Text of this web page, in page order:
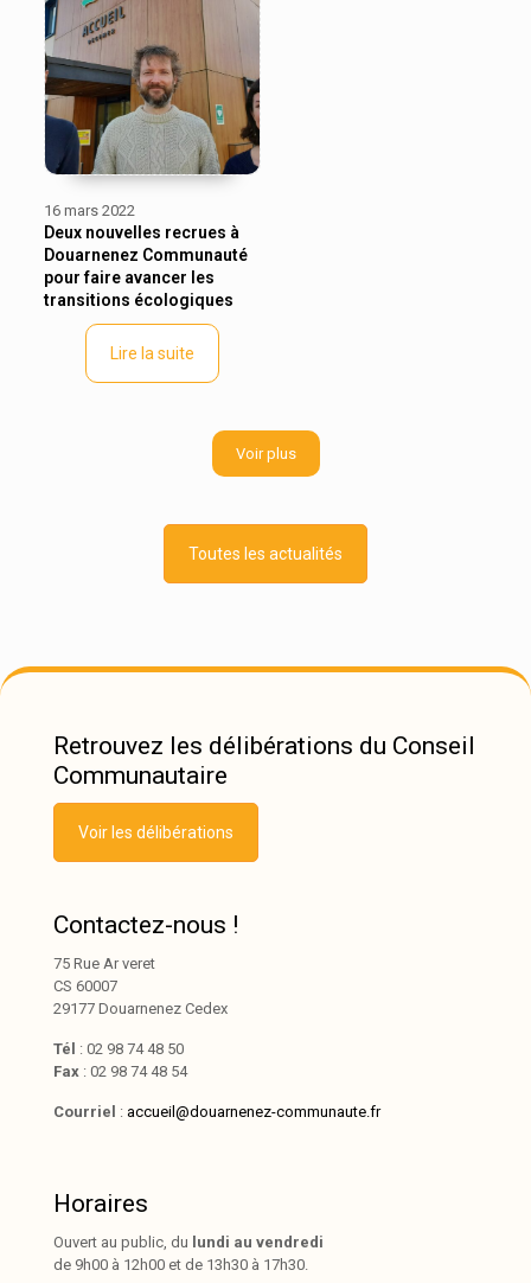
16 mars 2022
Deux nouvelles recrues à
Douarnenez Communauté
pour faire avancer les
transitions écologiques
Lire la suite
Voir plus
Toutes les actualités
Retrouvez les délibérations du Conseil
Communautaire
Voir les délibérations
Contactez-nous !
75 Rue Ar veret
CS 60007
29177 Douarnenez Cedex
Tél : 02 98 74 48 50
Fax : 02 98 74 48 54
Courriel : accueil@douarnenez-communaute.fr
Horaires
Ouvert au public, du lundi au vendredi
de 9h00 à 12h00 et de 13h30 à 17h30.